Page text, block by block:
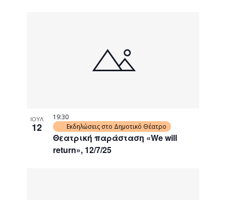
ΙΟΥΛ
12
Θεατρική παράσταση «We will
return», 12/7/25
19:30
Εκδηλώσεις στο Δημοτικό Θέατρο